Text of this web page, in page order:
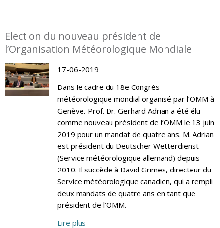
Election du nouveau président de
l’Organisation Météorologique Mondiale
17-06-2019
Dans le cadre du 18e Congrès
météorologique mondial organisé par l’OMM à
Genève, Prof. Dr. Gerhard Adrian a été élu
comme nouveau président de l’OMM le 13 juin
2019 pour un mandat de quatre ans. M. Adrian
est président du Deutscher Wetterdienst
(Service météorologique allemand) depuis
2010. Il succède à David Grimes, directeur du
Service météorologique canadien, qui a rempli
deux mandats de quatre ans en tant que
président de l’OMM.
Lire plus